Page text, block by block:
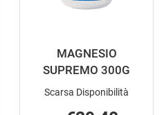
MAGNESIO
SUPREMO 300G
Scarsa Disponibilità